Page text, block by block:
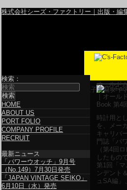
株式会社シーズ・ファクトリー｜出版・編
電子書籍タイ
オールド
時計用と
を、メー
キャリバ
門誌「パ
（第4回
したもの
第1回「
ンデント
ュSA編」
検索：
HOME
ABOUT US
PORT FOLIO
COMPANY PROFILE
RECRUIT
最新ニュース
「パワーウオッチ」9月号
（No.149）7月30日発売
「JAPAN VINTAGE SEIKO」
6月10日（水）発売